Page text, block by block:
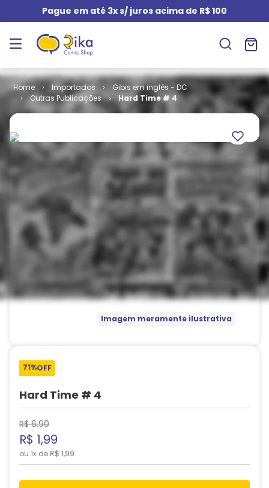
Pague em até 3x s/ juros acima de R$ 100
Importados
Gibis em inglês - DC
Outras Publicações
Hard Time # 4
Imagem meramente ilustrativa
71%OFF
Hard Time # 4
R$ 6,90
R$ 1,99
ou 1x de R$ 1,99